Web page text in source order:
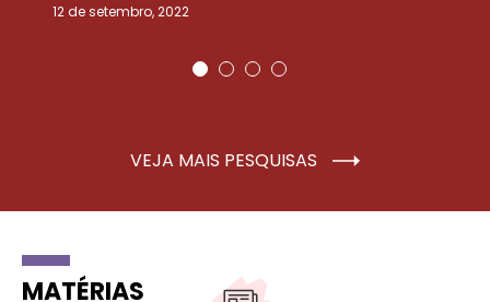
12 de setembro, 2022
VEJA MAIS PESQUISAS
MATÉRIAS